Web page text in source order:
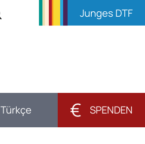
Junges DTF
Türkçe € SPENDEN